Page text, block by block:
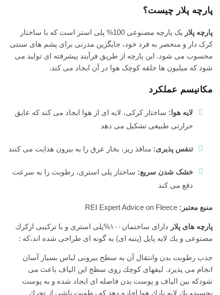
پارچه پلار چیست؟
پارچه پلار
یک پارچه مصنوعی 100% پلی استر است که با ساختار
کرک دار و منحصر به فرد خود، جایگزین مدرنی برای پشم های سنتی
محسوب می شود. این پارچه از طریق فرآیند پیشرفته ای تولید می
شود که میلیون ها حلقه کوچک هوا در آن ایجاد می کند.
مکانیسم عملکرد
لایه هوا: ساختار کرکی، لایه ای از هوا ایجاد می کند که عایق
حرارتی طبیعی تشکیل می دهد
تنفس پذیری: منافذ ریز، بخار عرق را به بیرون هدایت می کنند
خشک شدن سریع: ساختار پلی استری، رطوبت را به سرعت
دفع می کند
منبع معتبر: REI Expert Advice on Fleece
پارچه های پلار
دارای ساختمان۱۰۰%پلی استری و با تركیبی ازكرك
مصنوعی و یك لایه پایل (پنبه ای) به گونه ای طراحی شده اند،كه :
جذب رطوبت بدن وانتقال آن به سطح بیرونی لباس بسیار آسان
انجام می پذیرد. لیفهای كوچك روی سطح این الیاف باعث می
شودكه بین الیاف و پوست بدن فاصله ای ایجاد شده و به پوست
نچسبدو یك لایه نازك هوا اجازه دهد كه رطوبت ناشی از تحرك
چگونه یک
کارابین